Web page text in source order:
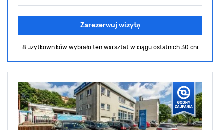
Zarezerwuj wizytę
8 użytkowników wybrało ten warsztat w ciągu ostatnich 30 dni